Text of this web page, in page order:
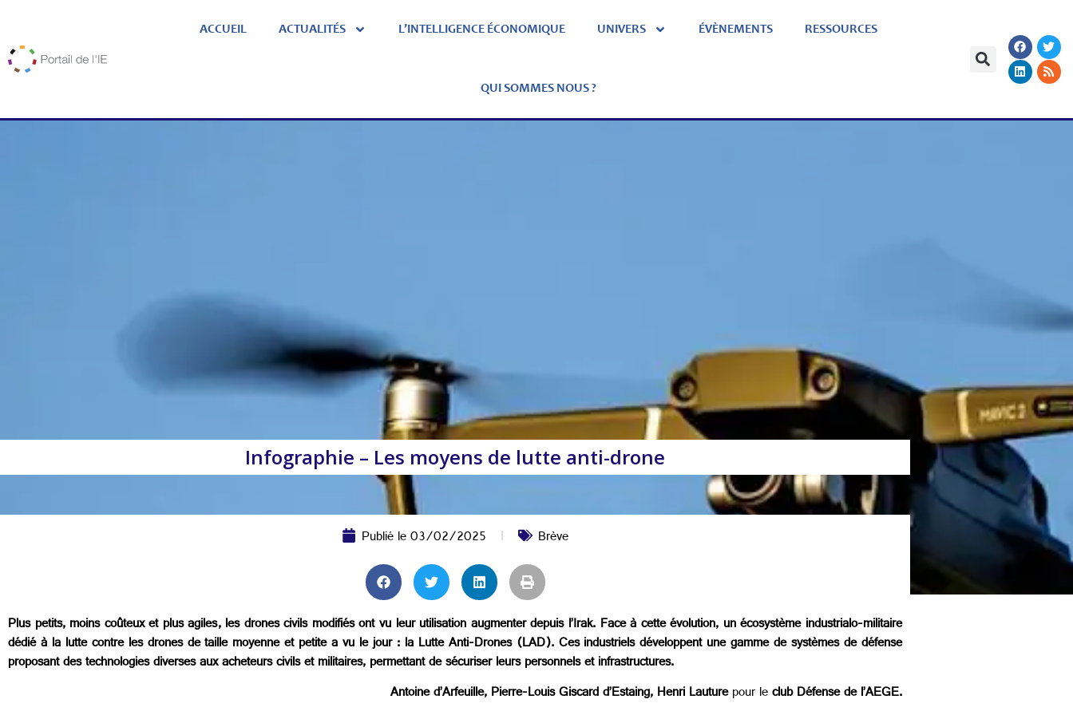
ACCUEIL ACTUALITÉS L’INTELLIGENCE ÉCONOMIQUE UNIVERS ÉVÈNEMENTS RESSOURCES
QUI SOMMES NOUS ?
Infographie – Les moyens de lutte anti-drone
Publié le03/02/2025 Brève
Plus petits, moins coûteux et plus agiles, les drones civils modifiés ont vu leur utilisation augmenter depuis l’Irak. Face à cette évolution, un écosystème industrialo-militaire
dédié à la lutte contre les drones de taille moyenne et petite a vu le jour : la Lutte Anti-Drones (LAD). Ces industriels développent une gamme de systèmes de défense
proposant des technologies diverses aux acheteurs civils et militaires, permettant de sécuriser leurs personnels et infrastructures.
Antoine d’Arfeuille, Pierre-Louis Giscard d’Estaing, Henri Lauturepour leclub Défense de l’AEGE.